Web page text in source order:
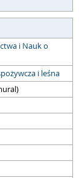
i Nauk o
i leśna